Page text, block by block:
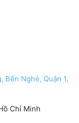
Bến Nghé, Quận 1,
Chí Minh